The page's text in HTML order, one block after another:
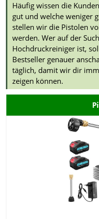
Häufig wissen die
gut und welche weniger
stellen wir die Pistolen
werden. Wer auf der
Hochdruckreiniger ist,
Bestseller genauer
täglich, damit wir dir
zeigen können.